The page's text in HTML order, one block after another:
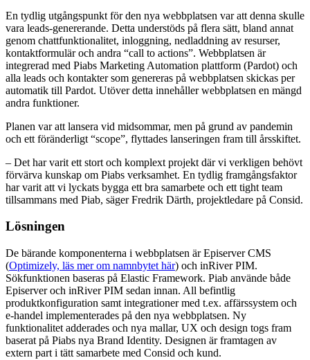
En tydlig utgångspunkt för den nya webbplatsen var att denna skulle
vara leads-genererande. Detta understöds på flera sätt, bland annat
genom chattfunktionalitet, inloggning, nedladdning av resurser,
kontaktformulär och andra “call to actions”. Webbplatsen är
integrerad med Piabs Marketing Automation plattform (Pardot) och
alla leads och kontakter som genereras på webbplatsen skickas per
automatik till Pardot. Utöver detta innehåller webbplatsen en mängd
andra funktioner.
Planen var att lansera vid midsommar, men på grund av pandemin
och ett föränderligt “scope”, flyttades lanseringen fram till årsskiftet.
– Det har varit ett stort och komplext projekt där vi verkligen behövt
förvärva kunskap om Piabs verksamhet. En tydlig framgångsfaktor
har varit att vi lyckats bygga ett bra samarbete och ett tight team
tillsammans med Piab, säger Fredrik Därth, projektledare på Consid.
Lösningen
De bärande komponenterna i webbplatsen är Episerver CMS
(Optimizely, läs mer om namnbytet här) och inRiver PIM.
Sökfunktionen baseras på Elastic Framework. Piab använde både
Episerver och inRiver PIM sedan innan. All befintlig
produktkonfiguration samt integrationer med t.ex. affärssystem och
e-handel implementerades på den nya webbplatsen. Ny
funktionalitet adderades och nya mallar, UX och design togs fram
baserat på Piabs nya Brand Identity. Designen är framtagen av
extern part i tätt samarbete med Consid och kund.